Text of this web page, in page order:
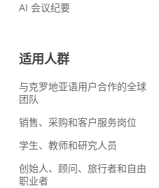
AI 会议纪要
适用人群
与克罗地亚语用户合作的全球
团队
销售、采购和客户服务岗位
学生、教师和研究人员
创始人、顾问、旅行者和自由
职业者